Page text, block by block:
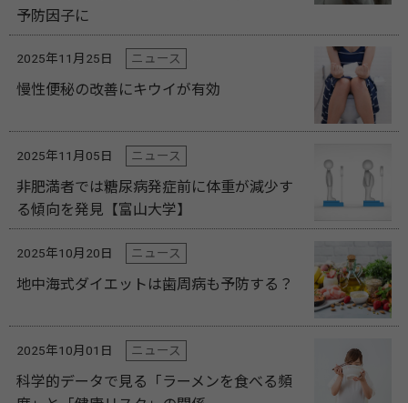
予防因子に
2025年11月25日 ニュース
慢性便秘の改善にキウイが有効
2025年11月05日 ニュース
非肥満者では糖尿病発症前に体重が減少す
る傾向を発見【富山大学】
2025年10月20日 ニュース
地中海式ダイエットは歯周病も予防する？
2025年10月01日 ニュース
科学的データで見る「ラーメンを食べる頻